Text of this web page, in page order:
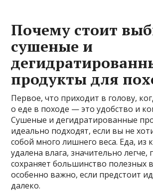
Почему стоит
сушеные и
продукты для
Первое, что приходит в голову,
о еде в походе — это удобство и
Сушеные и дегидратированные
идеально подходят, если вы не
собой много лишнего веса. Еда, из
удалена влага, значительно легче,
сохраняет большинство полезных
особенно важно, если предстоит
далеко.